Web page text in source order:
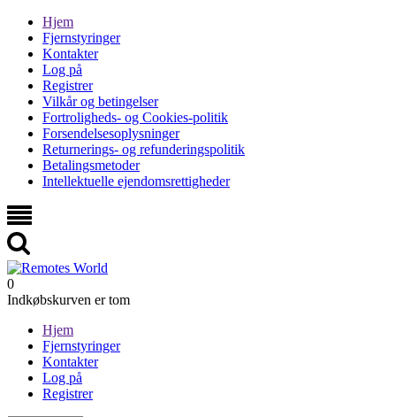
Hjem
Fjernstyringer
Kontakter
Log på
Registrer
Vilkår og betingelser
Fortroligheds- og Cookies-politik
Forsendelsesoplysninger
Returnerings- og refunderingspolitik
Betalingsmetoder
Intellektuelle ejendomsrettigheder
0
Indkøbskurven er tom
Hjem
Fjernstyringer
Kontakter
Log på
Registrer